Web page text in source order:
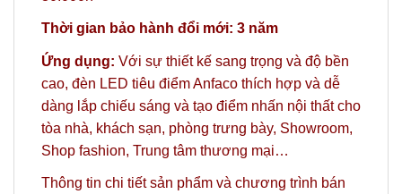
Thời gian bảo hành đổi mới: 3 năm
Ứng dụng: Với sự thiết kế sang trọng và độ bền
cao, đèn LED tiêu điểm Anfaco thích hợp và dễ
dàng lắp chiếu sáng và tạo điểm nhấn nội thất cho
tòa nhà, khách sạn, phòng trưng bày, Showroom,
Shop fashion, Trung tâm thương mại…
Thông tin chi tiết sản phẩm và chương trình bán